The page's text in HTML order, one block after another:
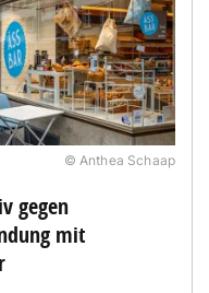
© Anthea Schaap
gegen
mit